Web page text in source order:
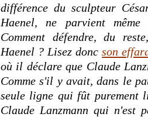
différence du sculpteur
Haenel, ne parvient
Comment défendre, du
Haenel ? Lisez doncson
où il déclare que Claude
Comme s'il y avait, dans le
seule ligne qui fût purement
Claude Lanzmann qui n'est